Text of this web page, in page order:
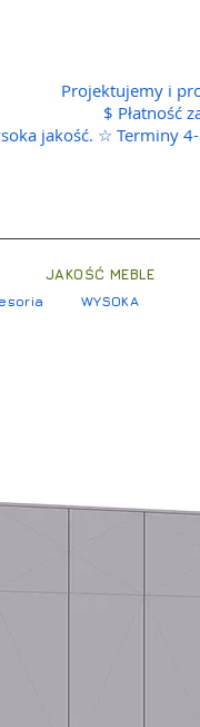
Projektujemy i
$ Płatność
jakość. ☆ Terminy
JAKOŚĆ MEBLE
WYSOKA